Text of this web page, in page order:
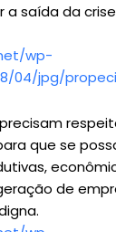
a saída da
wp-
04/jpg/
que se
de